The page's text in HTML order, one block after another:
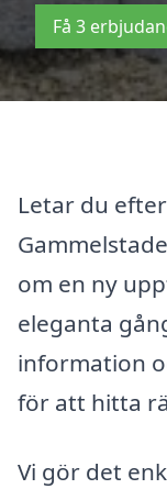
Få 3
Letar du
om en ny
eleganta
information
för att hitta
Vi gör det